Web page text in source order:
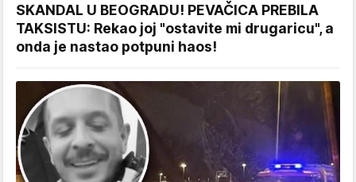
SKANDAL U BEOGRADU! PEVAČICA PREBILA
TAKSISTU: Rekao joj "ostavite mi drugaricu", a
onda je nastao potpuni haos!